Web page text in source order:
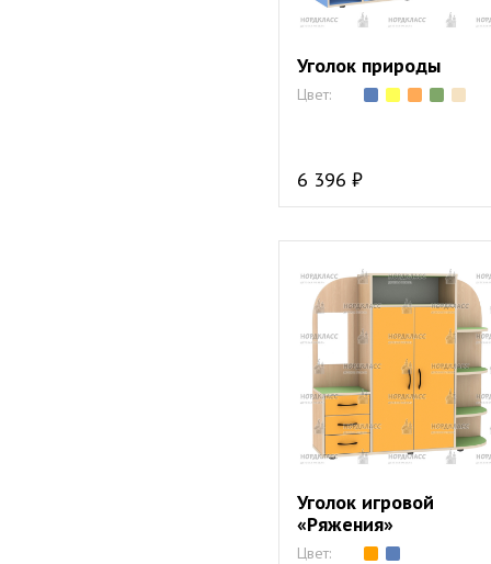
Уголок природы
Цвет:
6 396 ₽
Уголок игровой
«Ряжения»
Цвет: